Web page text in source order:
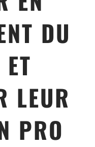
DU
LEUR
PRO